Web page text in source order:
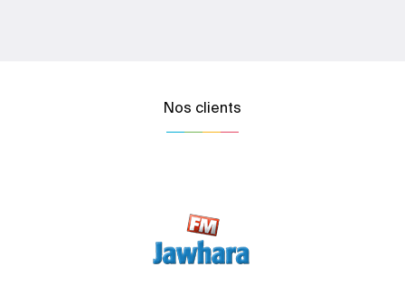
Nos clients